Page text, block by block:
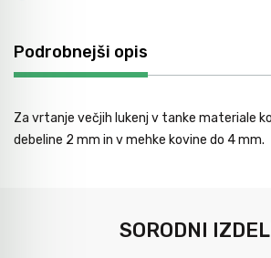
Podrobnejši opis
Za vrtanje večjih lukenj v tanke materiale
debeline 2 mm in v mehke kovine do 4 mm.
SORODNI
Krivilci cevi